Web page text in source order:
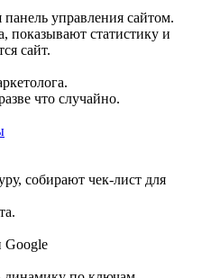
управления сайтом.
показывают статистику и
сайт.
что случайно.
собирают чек-лист для
Google